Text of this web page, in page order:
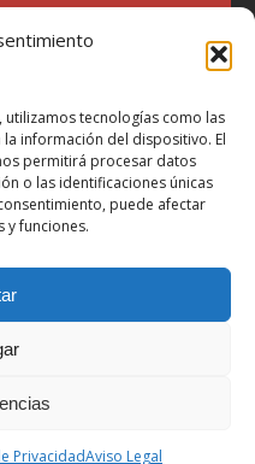
utilizamos tecnologías como las
información del dispositivo. El
permitirá procesar datos
o las identificaciones únicas
puede afectar
y funciones.
PrivacidadAviso Legal
en 1969 y desde el
distintos medios.
escribir sobre lo que me